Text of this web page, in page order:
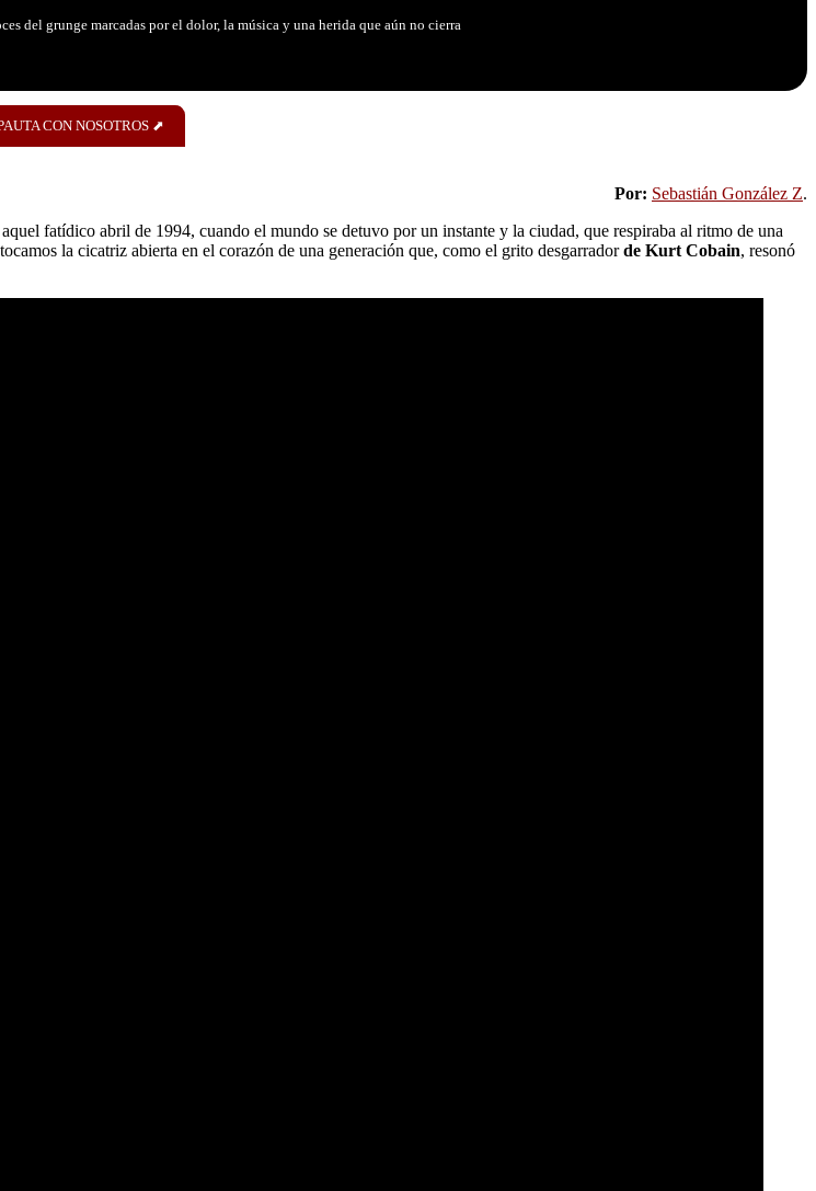
del grunge marcadas por el dolor, la música y una herida que aún no cierra
CON NOSOTROS ⬈
Por: Sebastián González Z.
fatídico abril de 1994, cuando el mundo se detuvo por un instante y la ciudad, que respiraba al ritmo de una
la cicatriz abierta en el corazón de una generación que, como el grito desgarradorde Kurt Cobain, resonó